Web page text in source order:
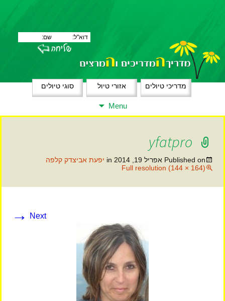
מדריכי טיולים אזורי טיול סוגי טיולים
Menu
content
yfatpro
Published on אפריל 19, 2014
יפעת אביצדק קלפה
Full resolution (144 × 164)
Next
→